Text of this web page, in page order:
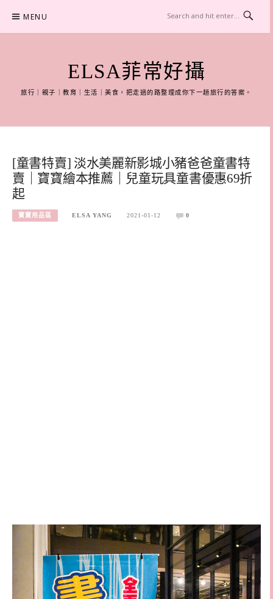
content
MENU
ELSA菲常好攝
旅行｜親子｜教育｜生活｜美食，把走過的路整理成你下一趟旅行的答案。
[童書特賣] 淡水美麗新影城小豬爸爸童書特
賣｜寶寶繪本推薦｜兒童玩具童書優惠69折
起
寶寶用品區 ELSA YANG 2021-01-12 0